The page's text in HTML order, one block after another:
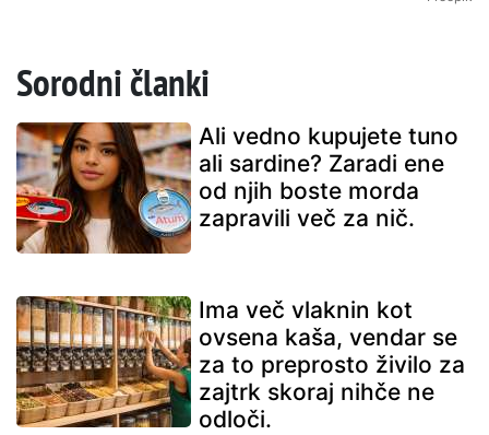
Sorodni članki
Ali vedno kupujete tuno
ali sardine? Zaradi ene
od njih boste morda
zapravili več za nič.
Ima več vlaknin kot
ovsena kaša, vendar se
za to preprosto živilo za
zajtrk skoraj nihče ne
odloči.